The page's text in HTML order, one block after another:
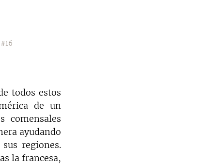
#16
todos estos
de un
comensales
ayudando
regiones.
la francesa,